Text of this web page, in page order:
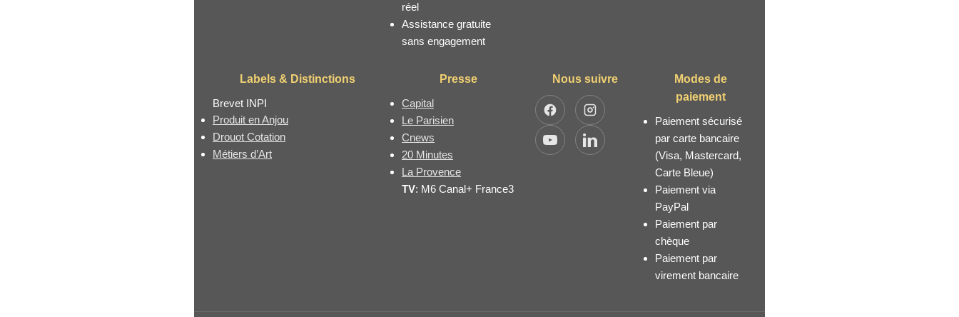
réel
Assistance gratuite
sans engagement
Labels & Distinctions
Brevet INPI
Produit en Anjou
Drouot Cotation
Métiers d’Art
Presse
Capital
Le Parisien
Cnews
20 Minutes
La Provence
TV: M6 Canal+ France3
Nous suivre
FacebookInstagram
YouTubeLinkedIn
Modes de
paiement
Paiement sécurisé
par carte bancaire
(Visa, Mastercard,
Carte Bleue)
Paiement via
PayPal
Paiement par
chèque
Paiement par
virement bancaire